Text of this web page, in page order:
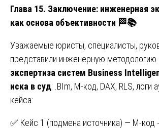
Глава 15. Заключение: инженерная
как основа объективности 🏁📚
Уважаемые юристы, специалисты,
представили инженерную методологию
экспертиза систем Business
иска в суд: .BIm, M-код, DAX, RLS, логи
кейса:
✅ Кейс 1 (подмена источника) — M-код